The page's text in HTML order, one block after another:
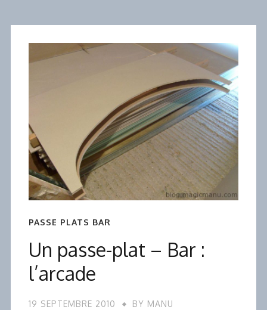
PASSE PLATS BAR
Un passe-plat – Bar :
l’arcade
19 SEPTEMBRE 2010 BY MANU